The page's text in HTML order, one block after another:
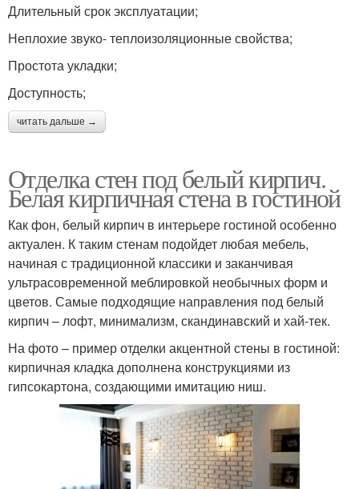
Длительный срок эксплуатации;
Неплохие звуко- теплоизоляционные свойства;
Простота укладки;
Доступность;
читать дальше →
Отделка стен под белый кирпич.
Белая кирпичная стена в гостиной
Как фон, белый кирпич в интерьере гостиной особенно
актуален. К таким стенам подойдет любая мебель,
начиная с традиционной классики и заканчивая
ультрасовременной меблировкой необычных форм и
цветов. Самые подходящие направления под белый
кирпич – лофт, минимализм, скандинавский и хай-тек.
На фото – пример отделки акцентной стены в гостиной:
кирпичная кладка дополнена конструкциями из
гипсокартона, создающими имитацию ниш.